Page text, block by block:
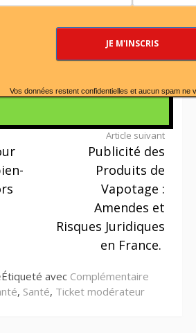
Vos données restent confidentielles et aucun spam ne
Article suivant
Publicité des
Produits de
Vapotage :
Amendes et
Risques Juridiques
en France.
Étiqueté avec Complémentaire
, Santé, Ticket modérateur